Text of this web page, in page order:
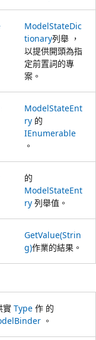
ModelStateDic
tionary列舉 ，
以提供開頭為指
定前置詞的專
案。
ModelStateEnt
ry 的
IEnumerable
。
的
ModelStateEnt
ry 列舉值。
GetValue(Strin
g)作業的結果。
實 Type 作 的
。